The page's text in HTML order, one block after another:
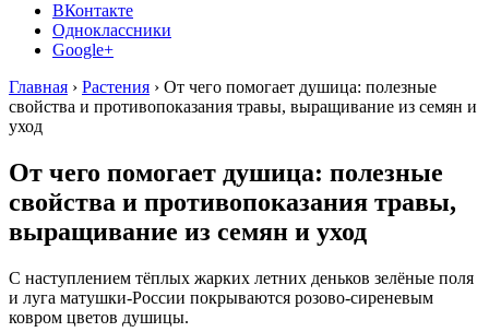
ВКонтакте
Одноклассники
Google+
Главная › Растения › От чего помогает душица: полезные
свойства и противопоказания травы, выращивание из семян и
уход
От чего помогает душица: полезные
свойства и противопоказания травы,
выращивание из семян и уход
С наступлением тёплых жарких летних деньков зелёные поля
и луга матушки-России покрываются розово-сиреневым
ковром цветов душицы.